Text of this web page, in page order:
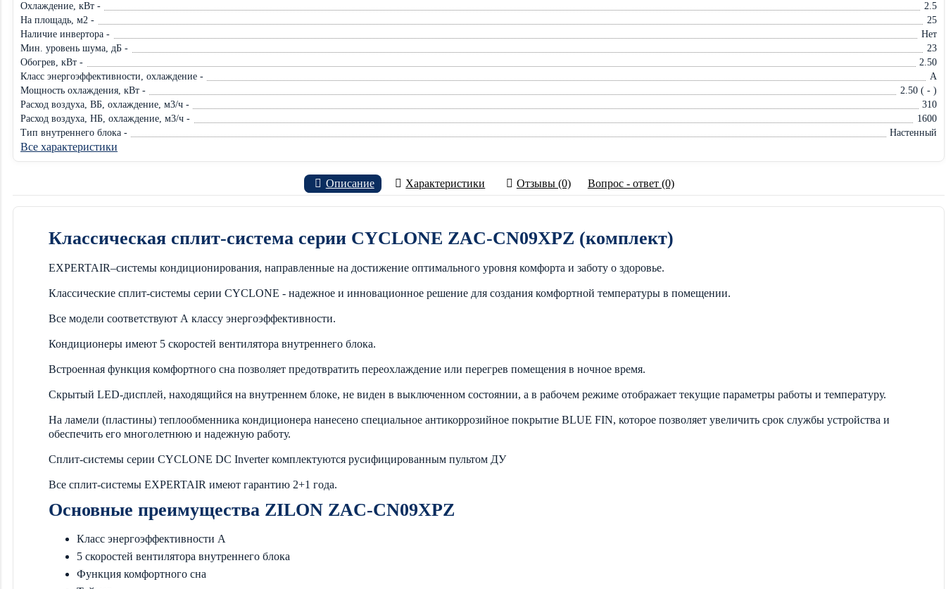
Охлаждение, кВт -
2.5
На площадь, м2 -
25
Наличие инвертора -
Нет
Мин. уровень шума, дБ -
23
Обогрев, кВт -
2.50
Класс энергоэффективности, охлаждение -
A
Мощность охлаждения, кВт -
2.50 ( - )
Расход воздуха, ВБ, охлаждение, м3/ч -
310
Расход воздуха, НБ, охлаждение, м3/ч -
1600
Тип внутреннего блока -
Настенный
Все характеристики
Описание Характеристики Отзывы (0) Вопрос - ответ (0)
Классическая сплит-система серии CYCLONE ZAC-CN09XPZ (комплект)
EXPERTAIR–системы кондиционирования, направленные на достижение оптимального уровня комфорта и заботу о здоровье.
Классические сплит-системы серии CYCLONE - надежное и инновационное решение для создания комфортной температуры в помещении.
Все модели соответствуют А классу энергоэффективности.
Кондиционеры имеют 5 скоростей вентилятора внутреннего блока.
Встроенная функция комфортного сна позволяет предотвратить переохлаждение или перегрев помещения в ночное время.
Скрытый LED-дисплей, находящийся на внутреннем блоке, не виден в выключенном состоянии, а в рабочем режиме отображает текущие параметры работы и температуру.
На ламели (пластины) теплообменника кондиционера нанесено специальное антикоррозийное покрытие BLUE FIN, которое позволяет увеличить срок службы устройства и
обеспечить его многолетнюю и надежную работу.
Сплит-системы серии CYCLONE DC Inverter комплектуются русифицированным пультом ДУ
Все сплит-системы EXPERTAIR имеют гарантию 2+1 года.
Основные преимущества ZILON ZAC-CN09XPZ
Класс энергоэффективности А
5 скоростей вентилятора внутреннего блока
Функция комфортного сна